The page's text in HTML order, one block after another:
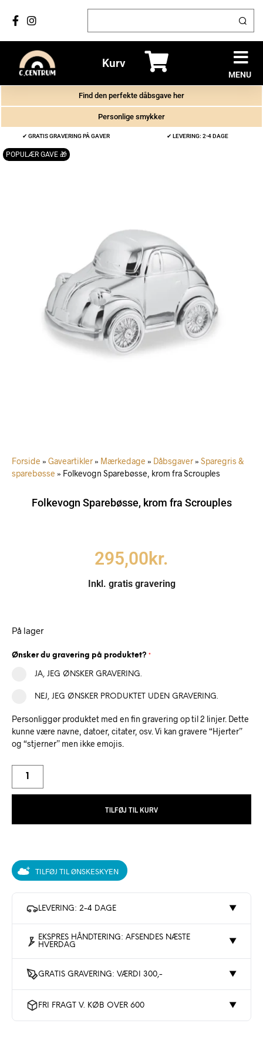
Kurv
MENU
Find den perfekte dåbsgave her
Personlige smykker
✔ GRATIS GRAVERING PÅ GAVER ✔ LEVERING: 2-4 DAGE
POPULÆR GAVE 🎁
Forside » Gaveartikler » Mærkedage » Dåbsgaver » Sparegris &
sparebøsse » Folkevogn Sparebøsse, krom fra Scrouples
Folkevogn Sparebøsse, krom fra Scrouples
295,00kr.
Inkl. gratis gravering
På lager
Ønsker du gravering på produktet? *
JA, JEG ØNSKER GRAVERING.
NEJ, JEG ØNSKER PRODUKTET UDEN GRAVERING.
Personliggør produktet med en fin gravering op til 2 linjer. Dette
kunne være navne, datoer, citater, osv. Vi kan gravere “Hjerter”
og “stjerner” men ikke emojis.
TILFØJ TIL KURV
TILFØJ TIL ØNSKESKYEN
LEVERING: 2-4 DAGE ▼
EKSPRES HÅNDTERING: AFSENDES NÆSTE
HVERDAG
▼
GRATIS GRAVERING: VÆRDI 300,- ▼
FRI FRAGT V. KØB OVER 600 ▼